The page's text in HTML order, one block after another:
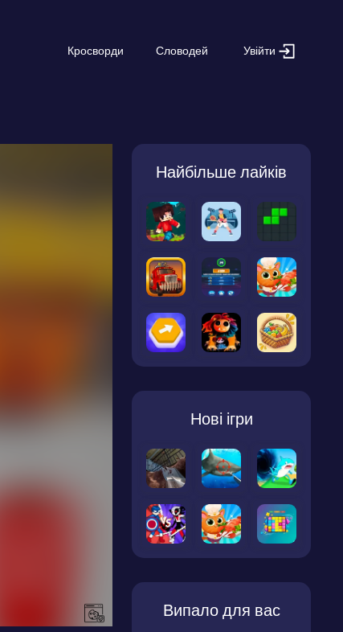
Кросворди Словодей Увійти
Найбільше лайків
Нові ігри
Випало для вас